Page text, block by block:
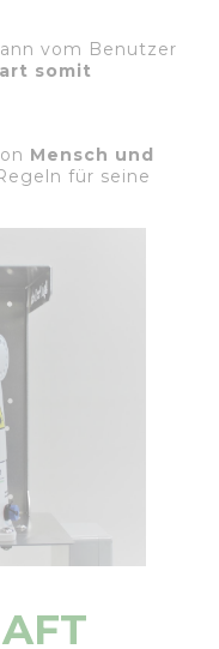
vom Benutzer
somit
Mensch und
für seine